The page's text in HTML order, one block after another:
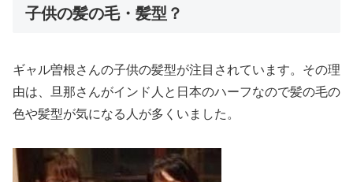
子供の髪の毛・髪型？
ギャル曽根さんの子供の髪型が注目されています。その理
由は、旦那さんがインド人と日本のハーフなので髪の毛の
色や髪型が気になる人が多くいました。